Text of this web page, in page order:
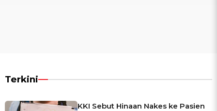
Terkini
KKI Sebut Hinaan Nakes ke Pasien